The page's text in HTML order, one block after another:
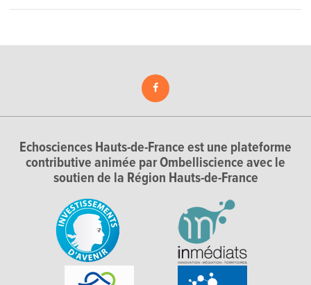
Echosciences Hauts-de-France est une plateforme
contributive animée par Ombelliscience avec le
soutien de la Région Hauts-de-France